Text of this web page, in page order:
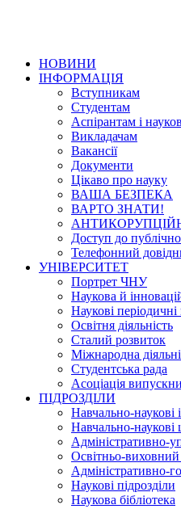
НОВИНИ
ІНФОРМАЦІЯ
Вступникам
Студентам
Аспірантам і
Викладачам
Вакансії
Документи
Цікаво про науку
ВАША БЕЗПЕКА
ВАРТО ЗНАТИ!
Доступ до
Телефонний
УНІВЕРСИТЕТ
Портрет ЧНУ
Наукова й
Наукові
Освітня діяльність
Сталий розвиток
Міжнародна
Студентська рада
Асоціація
ПІДРОЗДІЛИ
Навчально-наукові
Навчально-наукові
Адміністративно-
Освітньо-
Адміністративно-
Наукові підрозділи
Наукова бібліотека